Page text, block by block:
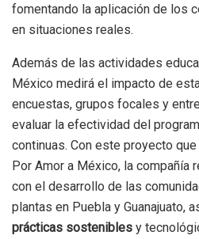
fomentando la aplicación de los
en situaciones reales.
Además de las actividades
México medirá el impacto de
encuestas, grupos focales y
evaluar la efectividad del
continuas. Con este proyecto
Por Amor a México, la compañía
con el desarrollo de las
plantas en Puebla y Guanajuato,
prácticas sostenibles y